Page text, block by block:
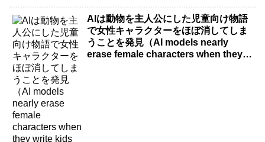
AIは動物を主人公にした児童向け物語
で女性キャラクターをほぼ消してしま
うことを発見（AI models nearly
erase female characters when they